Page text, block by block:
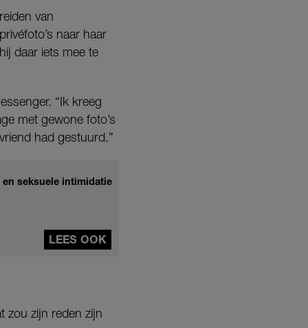
van
naar haar
daar iets mee te
“Ik kreeg
met gewone foto’s
had gestuurd.”
seksuele intimidatie
LEES OOK
zou zijn reden zijn